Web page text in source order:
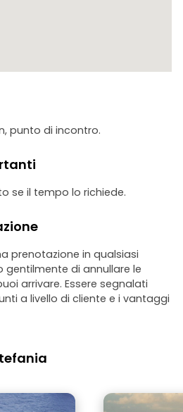
punto di incontro.
se il tempo lo richiede.
prenotazione in qualsiasi
di annullare le
arrivare. Essere segnalati
a livello di cliente e i vantaggi